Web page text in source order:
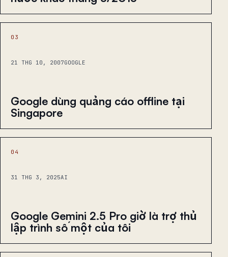
03
21 THG 10, 2007GOOGLE
Google dùng quảng cáo offline tại
Singapore
04
31 THG 3, 2025AI
Google Gemini 2.5 Pro giờ là trợ thủ
lập trình số một của tôi